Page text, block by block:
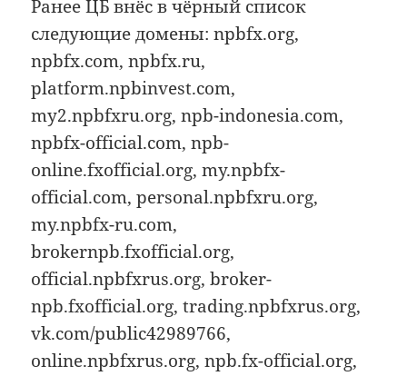
Ранее ЦБ внёс в чёрный список
следующие домены: npbfx.org,
npbfx.com, npbfx.ru,
platform.npbinvest.com,
my2.npbfxru.org, npb-indonesia.com,
npbfx-official.com, npb-
online.fxofficial.org, my.npbfx-
official.com, personal.npbfxru.org,
my.npbfx-ru.com,
brokernpb.fxofficial.org,
official.npbfxrus.org, broker-
npb.fxofficial.org, trading.npbfxrus.org,
vk.com/public42989766,
online.npbfxrus.org, npb.fx-official.org,